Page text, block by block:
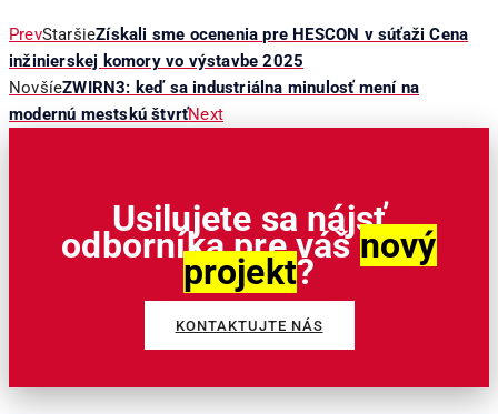
PrevStaršieZískali sme ocenenia pre HESCON v súťaži Cena
inžinierskej komory vo výstavbe 2025
NovšíeZWIRN3: keď sa industriálna minulosť mení na
modernú mestskú štvrťNext
Usilujete sa nájsť
odborníka pre vášnový
projekt?
KONTAKTUJTE NÁS